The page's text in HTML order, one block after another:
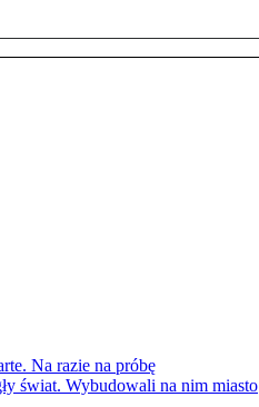
Na razie na próbę
świat. Wybudowali na nim miasto